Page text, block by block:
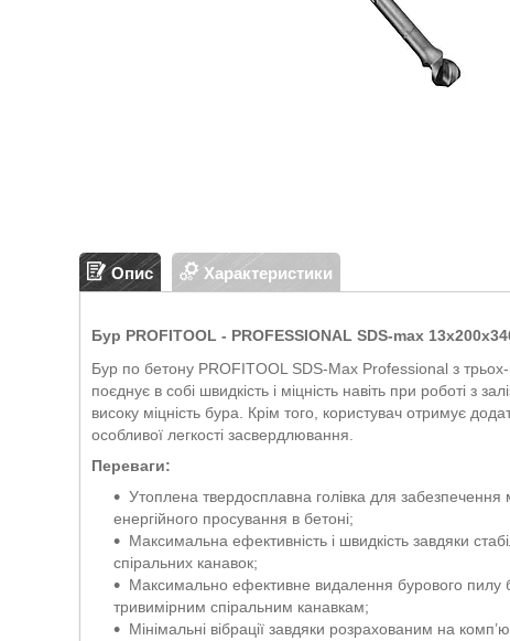
Опис Характеристики
Бур PROFITOOL - PROFESSIONAL SDS-max
Бур по бетону PROFITOOL SDS-Max Professional з
поєднує в собі швидкість і міцність навіть при роботі з
високу міцність бура. Крім того, користувач отримує
особливої легкості засвердлювання.
Переваги:
Утоплена твердосплавна голівка для забезпечення
енергійного просування в бетоні;
Максимальна ефективність і швидкість завдяки
спіральних канавок;
Максимально ефективне видалення бурового пилу
тривимірним спіральним канавкам;
Мінімальні вібрації завдяки розрахованим на